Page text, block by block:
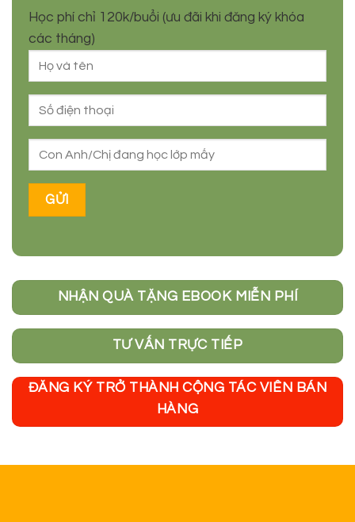
Học phí chỉ 120k/buổi (ưu đãi khi đăng ký khóa
các tháng)
NHẬN QUÀ TẶNG EBOOK MIỄN PHÍ
TƯ VẤN TRỰC TIẾP
ĐĂNG KÝ TRỞ THÀNH CỘNG TÁC VIÊN BÁN
HÀNG